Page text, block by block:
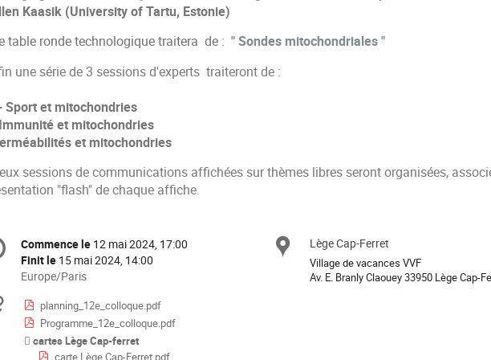
Kaasik (University of Tartu, Estonie)
table ronde technologique traitera de : " Sondes mitochondriales"
une série de 3 sessions d'experts traiteront de :
Sport et mitochondries
et mitochondries
et mitochondries
sessions de communications affichées sur thèmes libres seront organisées,
"flash" de chaque affiche.
Date/Heure
Commence le 12 mai 2024, 17:00
Finit le 15 mai 2024, 14:00
Toutes
horaires
sont
en
Europe/Paris
Europe/Paris
Site
Lège Cap-Ferret
Village de vacances VVF
Av. E. Branly Claouey 33950 Lège Cap-
Documents
planning_12e_colloque.pdf
Programme_12e_colloque.pdf
cartes Lège Cap-ferret
carte Lège Cap-Ferret.pdf